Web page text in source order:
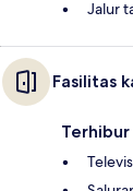
Jalur
Fasilitas
Terhibur